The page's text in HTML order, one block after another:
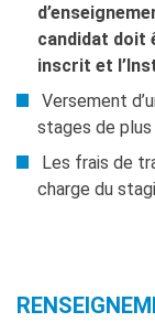
candidat doit
inscrit et
Versement
stages de plus
Les frais de
charge du